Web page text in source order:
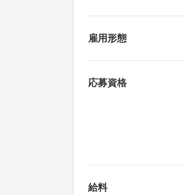
雇用形態
応募資格
給料